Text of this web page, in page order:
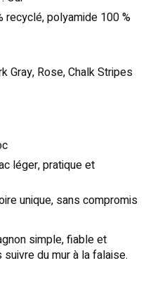
recyclé, polyamide 100 %
Gray, Rose, Chalk Stripes
léger, pratique et
unique, sans compromis
simple, fiable et
du mur à la falaise.